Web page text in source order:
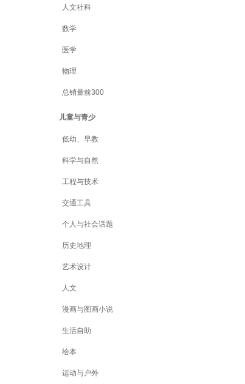
人文社科
数学
医学
物理
总销量前300
儿童与青少
低幼、早教
科学与自然
工程与技术
交通工具
个人与社会话题
历史地理
艺术设计
人文
漫画与图画小说
生活自助
绘本
运动与户外